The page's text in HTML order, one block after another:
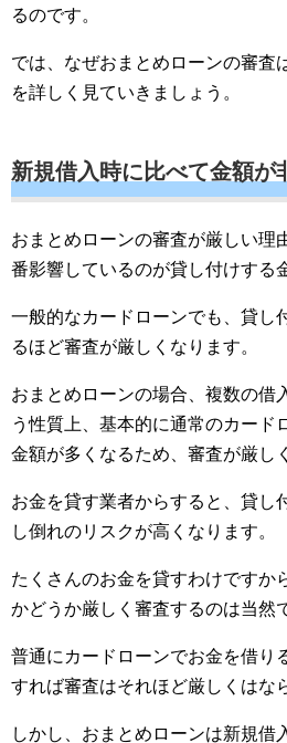
るのです。
では、なぜおまとめローンの審査
を詳しく見ていきましょう。
新規借入時に比べて金額が
おまとめローンの審査が厳しい理
番影響しているのが貸し付けする
一般的なカードローンでも、貸し
るほど審査が厳しくなります。
おまとめローンの場合、複数の借
う性質上、基本的に通常のカード
金額が多くなるため、審査が厳し
お金を貸す業者からすると、貸し
し倒れのリスクが高くなります。
たくさんのお金を貸すわけですか
かどうか厳しく審査するのは当然
普通にカードローンでお金を借り
すれば審査はそれほど厳しくはな
しかし、おまとめローンは新規借